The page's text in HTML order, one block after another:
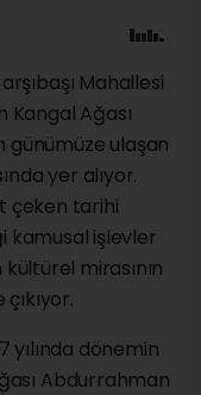
Mahallesi
Kangal Ağası
günümüze ulaşan
yer alıyor.
çeken tarihi
kamusal işlevler
mirasının
yılında dönemin
Abdurrahman